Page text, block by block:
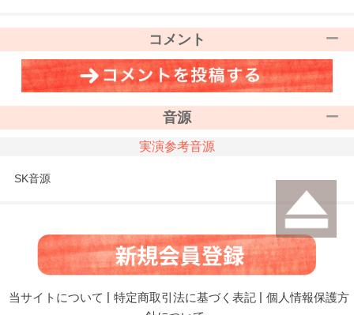
コメント
音源
実演参考音源
SK音源
当サイトについて | 特定商取引法に基づく表記 | 個人情報保護方